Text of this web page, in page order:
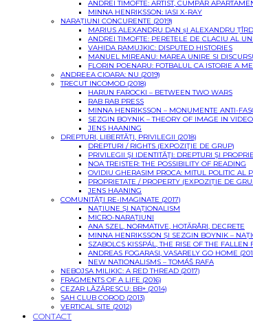
ANDREI TIMOFTE: ARTIST, CUMPĂR
MINNA HENRIKSSON: IASI X-RAY
NARAȚIUNI CONCURENTE (2019)
MARIUS ALEXANDRU DAN șI ALEXANDRU
ANDREI TIMOFTE: PERETELE DE CLACIU AL
VAHIDA RAMUJKIC: DISPUTED HISTORIES
MANUEL MIREANU: MAREA UNIRE SI
FLORIN POENARU: FOTBALUL CA ISTORIE A
ANDREEA CIOARA: NU (2019)
TRECUT INCOMOD (2018)
HARUN FAROCKI – BETWEEN TWO WARS
RAB RAB PRESS
MINNA HENRIKSSON – MONUMENTE ANTI-
SEZGIN BOYNIK – THEORY OF IMAGE IN
JENS HAANING
DREPTURI, LIBERTĂȚI, PRIVILEGII (2018)
DREPTURI / RIGHTS (EXPOZIŢIE DE GRUP)
PRIVILEGII ŞI IDENTITĂŢI: DREPTURI ŞI
NOA TREISTER: THE POSSIBILITY OF READING
OVIDIU GHERASIM PROCA: MITUL POLITIC AL
PROPRIETATE / PROPERTY (EXPOZIȚIE DE
JENS HAANING
COMUNITĂȚI RE-IMAGINATE (2017)
NAȚIUNE ȘI NAȚIONALISM
MICRO-NARAȚIUNI
ANA SZEL, NORMATIVE, HOTĂRÂRI, DECRETE
MINNA HENRIKSSON ȘI SEZGIN BOYNIK –
SZABOLCS KISSPÁL, THE RISE OF THE FALLEN
ANDREAS FOGARASI, VASARELY GO HOME
NEW NATIONALISMS – TOMÁŠ RAFA
NEBOJSA MILIKIC: A RED THREAD (2017)
FRAGMENTS OF A LIFE (2016)
CEZAR LĂZĂRESCU: BB+ (2014)
SAH CLUB COROD (2013)
VERTICAL SITE (2012)
CONTACT